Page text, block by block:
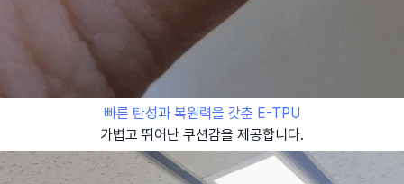
빠른 탄성과 복원력을 갖춘 E-TPU
가볍고 뛰어난 쿠션감을 제공합니다.